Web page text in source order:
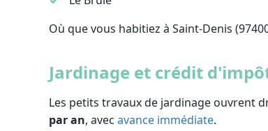
Où que vous habitiez à Saint-Denis
Jardinage et crédit
Les petits travaux de jardinage ouvrent
par an, avec avance immédiate.